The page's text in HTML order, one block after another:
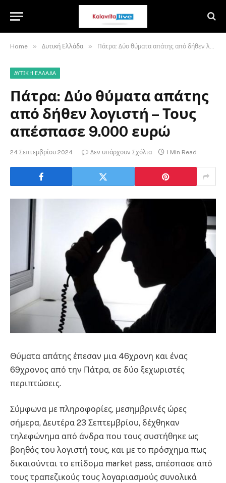
Home » Δυτική Ελλάδα » Πάτρα: Δύο θύματα απάτης από δήθεν λογιστή – Τους απέσπασε 9.000 ευρώ
ΔΥΤΙΚΉ ΕΛΛΆΔΑ
Πάτρα: Δύο θύματα απάτης
από δήθεν λογιστή – Τους
απέσπασε 9.000 ευρώ
24 Σεπτεμβρίου 2024 Δεν υπάρχουν Σχόλια 1 Min Read
Θύματα απάτης έπεσαν μια 46χρονη και ένας
69χρονος από την Πάτρα, σε δύο ξεχωριστές
περιπτώσεις.
Σύμφωνα με πληροφορίες, μεσημβρινές ώρες
σήμερα, Δευτέρα 23 Σεπτεμβρίου, δέχθηκαν
τηλεφώνημα από άνδρα που τους συστήθηκε ως
βοηθός του λογιστή τους, και με το πρόσχημα πως
δικαιούνται το επίδομα market pass, απέσπασε από
τους τραπεζικούς τους λογαριασμούς συνολικά